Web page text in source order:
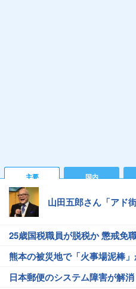
主要 国内
山田五郎さん「アド
25歳国税職員が脱税か 懲戒免
熊本の被災地で「火事場泥棒
日本郵便のシステム障害が解消